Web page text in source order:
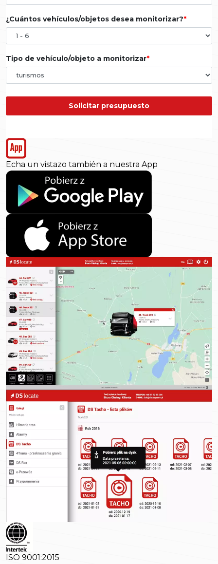
¿Cuántos vehículos/objetos desea monitorizar?
Tipo de vehículo/objeto a monitorizar
Solicitar presupuesto
Echa un vistazo también a nuestra App
ISO 9001:2015